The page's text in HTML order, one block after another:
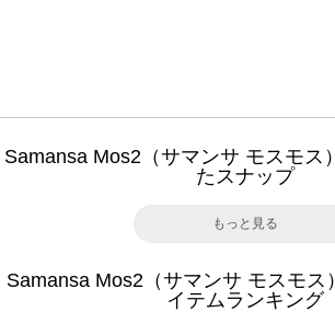
Samansa Mos2（サマンサ モスモス
たスナップ
もっと見る
Samansa Mos2（サマンサ モスモス
イテムランキング